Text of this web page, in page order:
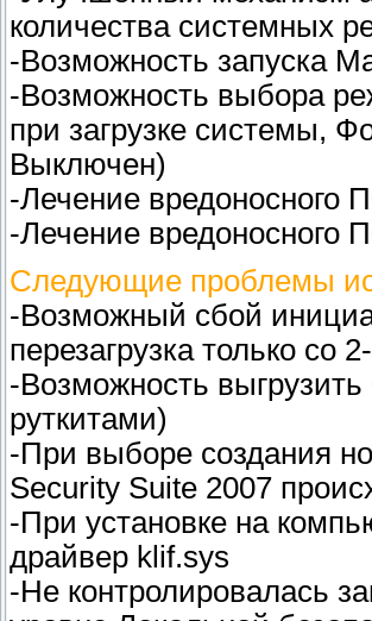
количества системных
-Возможность запуска
-Возможность выбора
при загрузке системы,
Выключен)
-Лечение вредоносного
-Лечение вредоносного
Следующие проблемы
-Возможный сбой
перезагрузка только со
-Возможность
руткитами)
-При выборе создания
Security Suite 2007
-При установке на
драйвер klif.sys
-Не контролировалась